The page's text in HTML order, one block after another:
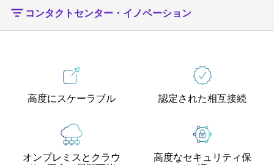
コンタクトセンター・イノベーション
高度にスケーラブル 認定された相互接続
オンプレミスとクラウ 高度なセキュリティ保